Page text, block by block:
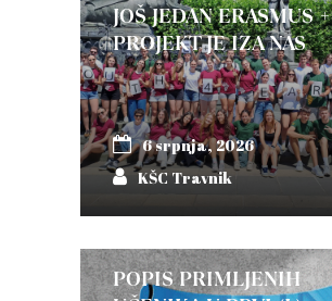
JOŠ JEDAN ERASMUS +
PROJEKT JE IZA NAS
6 srpnja, 2026
KŠC Travnik
POPIS PRIMLJENIH